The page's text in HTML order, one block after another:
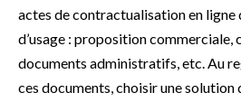
actes de contractualisation en ligne
d’usage : proposition commerciale,
documents administratifs, etc. Au
ces documents, choisir une solution